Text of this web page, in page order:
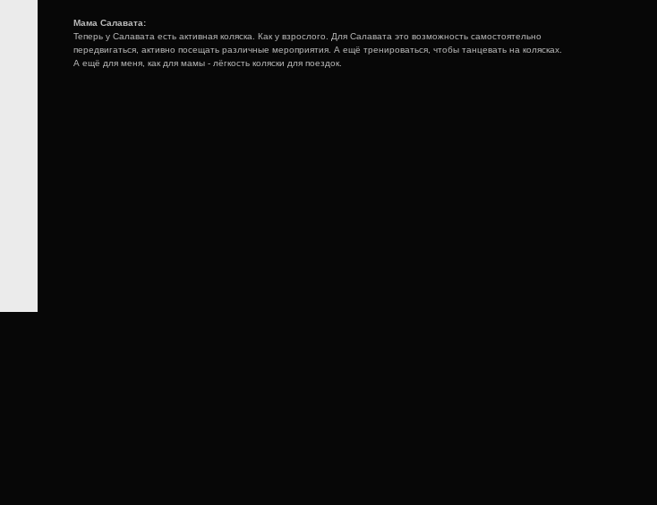
Мама Салавата:
Теперь у Салавата есть активная коляска. Как у взрослого. Для Салавата это возможность самостоятельно
передвигаться, активно посещать различные мероприятия. А ещё тренироваться, чтобы танцевать на колясках.
А ещё для меня, как для мамы - лёгкость коляски для поездок.